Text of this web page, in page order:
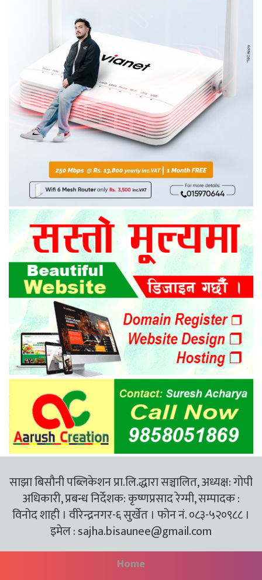
साझा बिसौनी पब्लिकेशन प्रा.लि.द्धारा सञ्चालित, अध्यक्ष: गोपी
अधिकारी, प्रबन्ध निर्देशक: कृष्णप्रसाद रेग्मी, सम्पादक :
विनोद शाही । वीरेन्द्रनगर-६ सुर्खेत । फोन नं. ०८३-५२०९८८ ।
इमेल :sajha.bisaunee@gmail.com
Home